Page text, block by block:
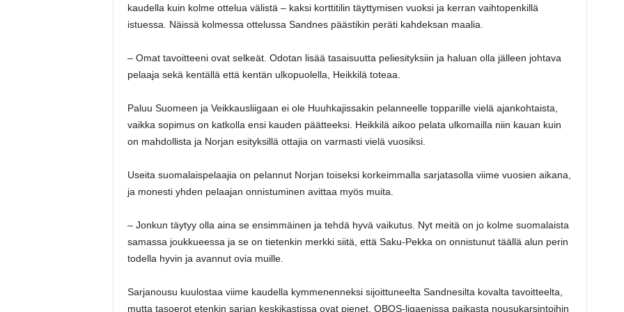
kaudella kuin kolme ottelua välistä – kaksi korttitilin täyttymisen vuoksi ja kerran vaihtopenkillä
istuessa. Näissä kolmessa ottelussa Sandnes päästikin peräti kahdeksan maalia.
– Omat tavoitteeni ovat selkeät. Odotan lisää tasaisuutta peliesityksiin ja haluan olla jälleen johtava
pelaaja sekä kentällä että kentän ulkopuolella, Heikkilä toteaa.
Paluu Suomeen ja Veikkausliigaan ei ole Huuhkajissakin pelanneelle topparille vielä ajankohtaista,
vaikka sopimus on katkolla ensi kauden päätteeksi. Heikkilä aikoo pelata ulkomailla niin kauan kuin
on mahdollista ja Norjan esityksillä ottajia on varmasti vielä vuosiksi.
Useita suomalaispelaajia on pelannut Norjan toiseksi korkeimmalla sarjatasolla viime vuosien aikana,
ja monesti yhden pelaajan onnistuminen avittaa myös muita.
– Jonkun täytyy olla aina se ensimmäinen ja tehdä hyvä vaikutus. Nyt meitä on jo kolme suomalaista
samassa joukkueessa ja se on tietenkin merkki siitä, että Saku-Pekka on onnistunut täällä alun perin
todella hyvin ja avannut ovia muille.
Sarjanousu kuulostaa viime kaudella kymmenenneksi sijoittuneelta Sandnesilta kovalta tavoitteelta,
mutta tasoerot etenkin sarjan keskikastissa ovat pienet. OBOS-ligaenissa paikasta nousukarsintoihin